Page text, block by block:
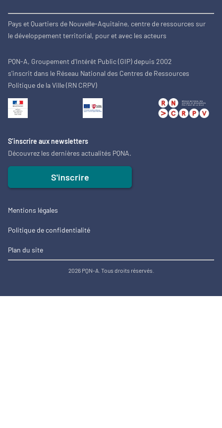
Pays et Quartiers de Nouvelle-Aquitaine, centre de ressources sur
le développement territorial, pour et avec les acteurs
PQN-A, Groupement d'Intérêt Public (GIP) depuis 2002
s'inscrit dans le Réseau National des Centres de Ressources
Politique de la Ville (RN CRPV)
S’inscrire aux newsletters
Découvrez les dernières actualités PQNA.
S'inscrire
Mentions légales
Politique de confidentialité
Plan du site
2026 PQN-A. Tous droits réservés.